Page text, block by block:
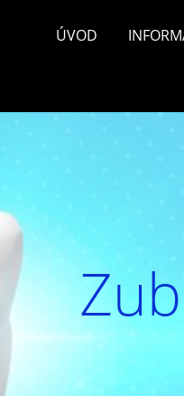
ÚVOD